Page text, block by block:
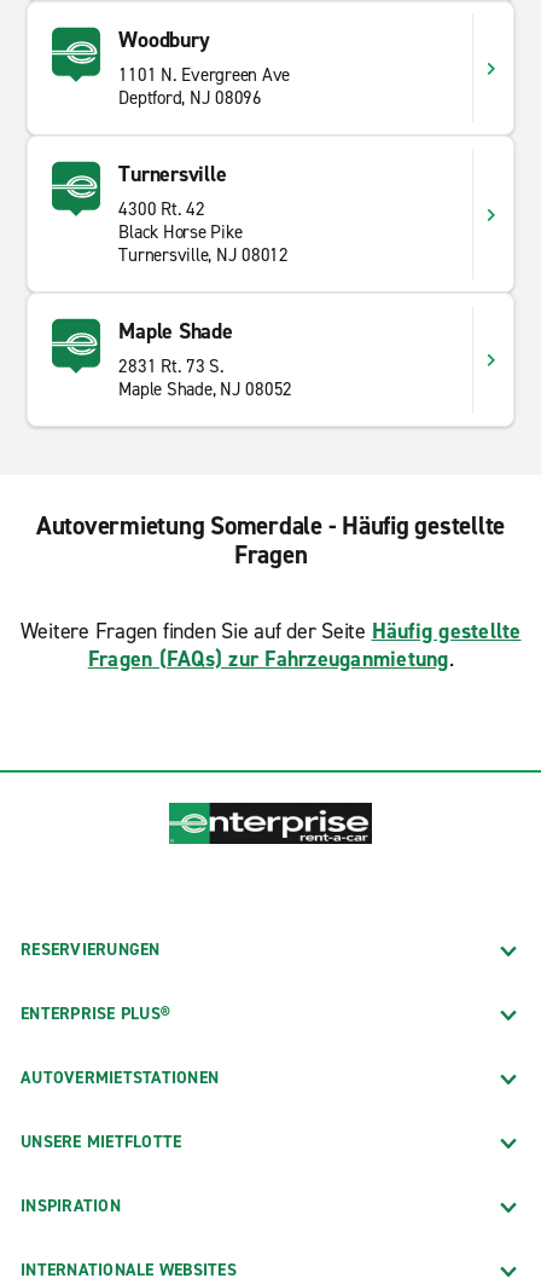
Woodbury
1101 N. Evergreen Ave
Deptford, NJ 08096
Turnersville
4300 Rt. 42
Black Horse Pike
Turnersville, NJ 08012
Maple Shade
2831 Rt. 73 S.
Maple Shade, NJ 08052
Autovermietung Somerdale - Häufig gestellte
Fragen
Weitere Fragen finden Sie auf der Seite Häufig gestellte
Fragen (FAQs) zur Fahrzeuganmietung.
RESERVIERUNGEN
ENTERPRISE PLUS®
AUTOVERMIETSTATIONEN
UNSERE MIETFLOTTE
INSPIRATION
INTERNATIONALE WEBSITES